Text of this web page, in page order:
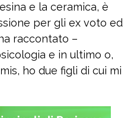
e la ceramica, è
per gli ex voto ed
raccontato –
e in ultimo o,
ho due figli di cui mi